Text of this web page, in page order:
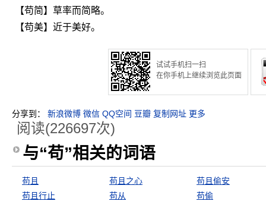
【苟简】草率而简略。
【苟美】近于美好。
试试手机扫一扫
在你手机上继续浏览此页面
分享到： 新浪微博 微信 QQ空间 豆瓣 复制网址 更多
阅读(226697次)
与“苟”相关的词语
苟且 苟且之心
苟且偷安
苟且行止
苟从
苟偷